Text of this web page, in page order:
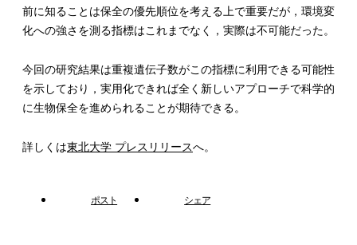
前に知ることは保全の優先順位を考える上で重要だが，環境変
化への強さを測る指標はこれまでなく，実際は不可能だった。
今回の研究結果は重複遺伝子数がこの指標に利用できる可能性
を示しており，実用化できれば全く新しいアプローチで科学的
に生物保全を進められることが期待できる。
詳しくは東北大学 プレスリリースへ。
ポスト シェア